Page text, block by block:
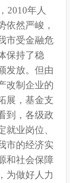
2010年人
依然严峻，
市受金融危
保持了稳
发放。但由
改制企业的
展，基金支
到，各级政
就业岗位、
市的经济实
和社会保障
为做好人力